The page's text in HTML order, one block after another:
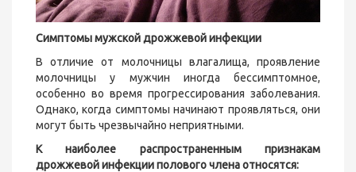
Симптомы мужской дрожжевой инфекции
В отличие от молочницы влагалища, проявление
молочницы у мужчин иногда бессимптомное,
особенно во время прогрессирования заболевания.
Однако, когда симптомы начинают проявляться, они
могут быть чрезвычайно неприятными.
К наиболее распространенным признакам
дрожжевой инфекции полового члена относятся: